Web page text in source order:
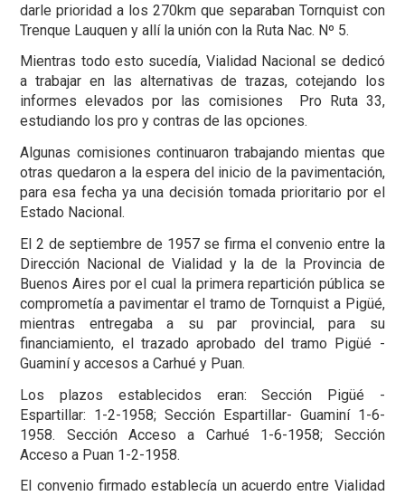
darle prioridad a los 270km que separaban Tornquist con
Trenque Lauquen y allí la unión con la Ruta Nac. Nº 5.
Mientras todo esto sucedía, Vialidad Nacional se dedicó
a trabajar en las alternativas de trazas, cotejando los
informes elevados por las comisiones Pro Ruta 33,
estudiando los pro y contras de las opciones.
Algunas comisiones continuaron trabajando mientas que
otras quedaron a la espera del inicio de la pavimentación,
para esa fecha ya una decisión tomada prioritario por el
Estado Nacional.
El 2 de septiembre de 1957 se firma el convenio entre la
Dirección Nacional de Vialidad y la de la Provincia de
Buenos Aires por el cual la primera repartición pública se
comprometía a pavimentar el tramo de Tornquist a Pigüé,
mientras entregaba a su par provincial, para su
financiamiento, el trazado aprobado del tramo Pigüé -
Guaminí y accesos a Carhué y Puan.
Los plazos establecidos eran: Sección Pigüé -
Espartillar: 1-2-1958; Sección Espartillar- Guaminí 1-6-
1958. Sección Acceso a Carhué 1-6-1958; Sección
Acceso a Puan 1-2-1958.
El convenio firmado establecía un acuerdo entre Vialidad